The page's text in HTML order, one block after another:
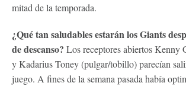
mitad de la temporada.
¿Qué tan saludables estarán losGiants
de descanso? Los receptores abiertos Kenny
y Kadarius Toney (pulgar/tobillo) parecían
juego. A fines de la semana pasada había